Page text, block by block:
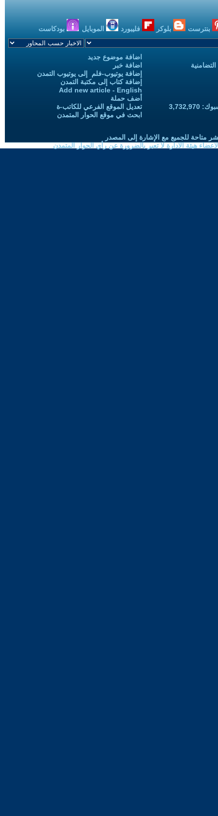
بنترست بلوكر فليبورد الموبايل بودكاست
اضافة موضوع جديد
اضافة خبر
إضافة يوتيوب-فلم إلى يوتيوب التمدن
إضافة كتاب إلى مكتبة التمدن
Add new article - English
أضف حملة
تعديل الموقع الفرعي للكاتب-ة
ابحث في موقع الحوار المتمدن
متاحة للجميع مع الإشارة إلى المصدر
هيئة الادارة لا تعبر بالضرورة عن رأي الحوار المتمدن